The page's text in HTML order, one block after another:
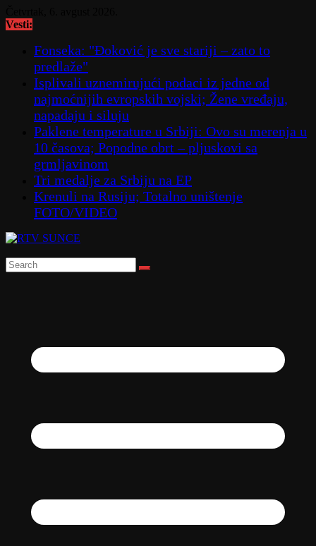
to
Vesti:
Fonseka: "Đoković je sve stariji – zato to
predlaže"
Isplivali uznemirujući podaci iz jedne od
najmoćnijih evropskih vojski; Žene vređaju,
napadaju i siluju
Paklene temperature u Srbiji: Ovo su merenja u
10 časova; Popodne obrt – pljuskovi sa
grmljavinom
Tri medalje za Srbiju na EP
Krenuli na Rusiju; Totalno uništenje
FOTO/VIDEO